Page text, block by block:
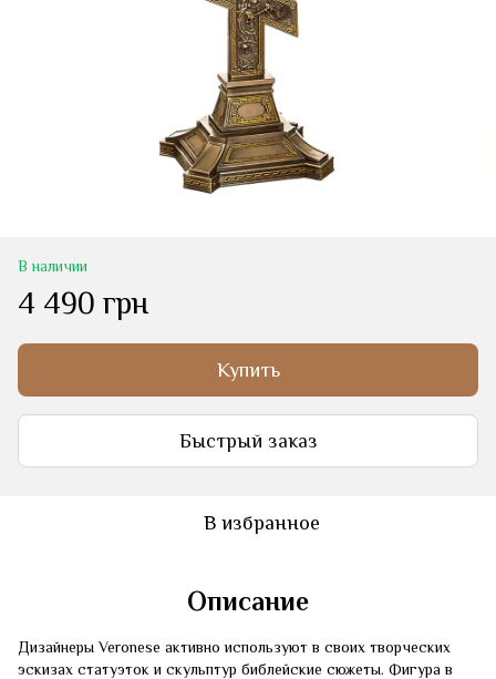
В наличии
4 490 грн
Купить
Быстрый заказ
В избранное
Описание
Дизайнеры Veronese активно используют в своих творческих
эскизах статуэток и скульптур библейские сюжеты. Фигура в